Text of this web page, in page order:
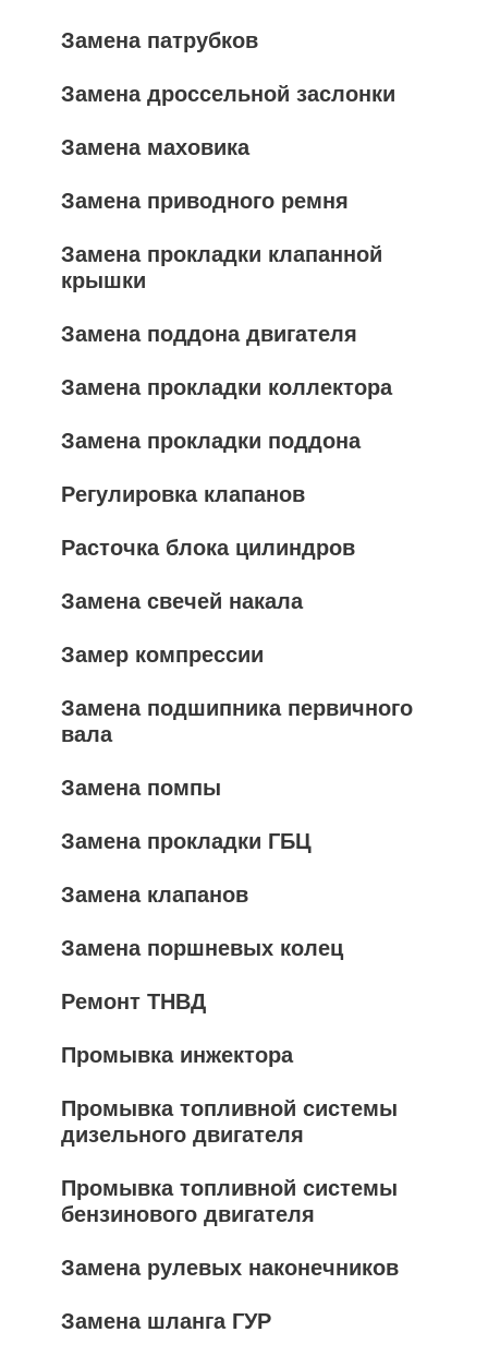
Замена патрубков
Замена дроссельной заслонки
Замена маховика
Замена приводного ремня
Замена прокладки клапанной
крышки
Замена поддона двигателя
Замена прокладки коллектора
Замена прокладки поддона
Регулировка клапанов
Расточка блока цилиндров
Замена свечей накала
Замер компрессии
Замена подшипника первичного
вала
Замена помпы
Замена прокладки ГБЦ
Замена клапанов
Замена поршневых колец
Ремонт ТНВД
Промывка инжектора
Промывка топливной системы
дизельного двигателя
Промывка топливной системы
бензинового двигателя
Замена рулевых наконечников
Замена шланга ГУР